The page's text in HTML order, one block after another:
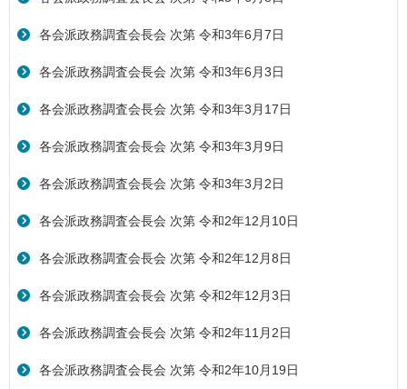
各会派政務調査会長会 次第 令和3年6月7日
各会派政務調査会長会 次第 令和3年6月3日
各会派政務調査会長会 次第 令和3年3月17日
各会派政務調査会長会 次第 令和3年3月9日
各会派政務調査会長会 次第 令和3年3月2日
各会派政務調査会長会 次第 令和2年12月10日
各会派政務調査会長会 次第 令和2年12月8日
各会派政務調査会長会 次第 令和2年12月3日
各会派政務調査会長会 次第 令和2年11月2日
各会派政務調査会長会 次第 令和2年10月19日